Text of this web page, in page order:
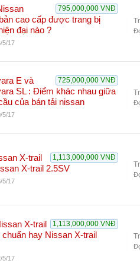
795,000,000 VNĐ
cao cấp được trang bị
đại nào ?
5/17
725,000,000 VNĐ
E và
SL : Điểm khác nhau giữa
của bán tải nissan
5/17
1,113,000,000 VNĐ
X-trail
X-trail 2.5SV
5/17
1,113,000,000 VNĐ
X-trail
chuẩn hay Nissan X-trail
5/17